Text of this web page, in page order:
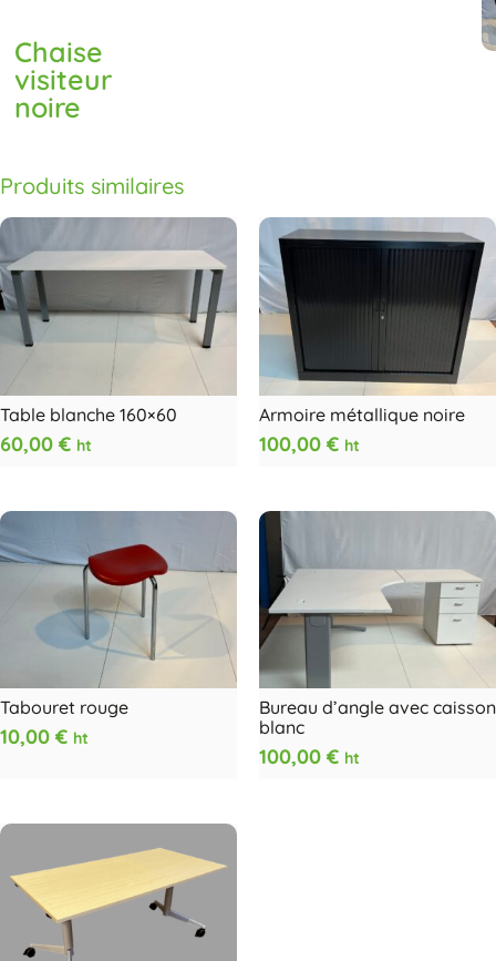
Chaise
visiteur
noire
Produits similaires
Table blanche 160×60
60,00 € ht
Armoire métallique noire
100,00 € ht
Tabouret rouge
10,00 € ht
Bureau d’angle avec caisson
blanc
100,00 € ht